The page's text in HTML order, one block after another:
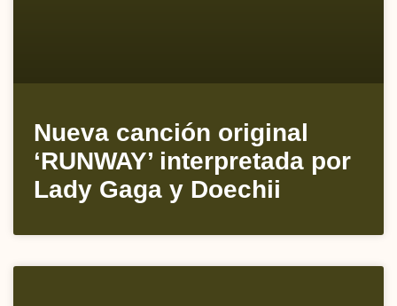
Nueva canción original
‘RUNWAY’ interpretada por
Lady Gaga y Doechii